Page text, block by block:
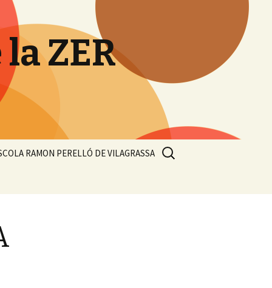
ZER
RAMON PERELLÓ DE VILAGRASSA Cerca: